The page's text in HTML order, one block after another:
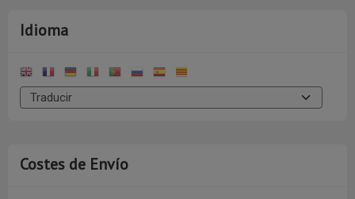
Idioma
Costes de Envío